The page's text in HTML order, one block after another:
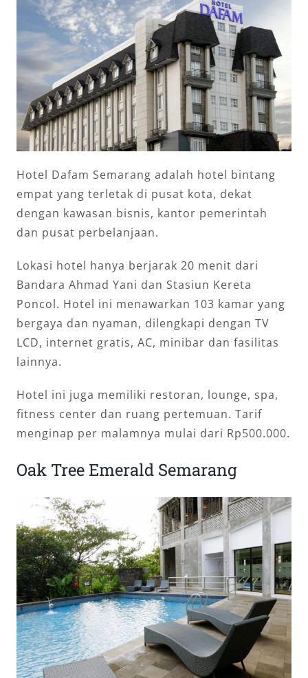
Hotel Dafam Semarang adalah hotel bintang
empat yang terletak di pusat kota, dekat
dengan kawasan bisnis, kantor pemerintah
dan pusat perbelanjaan.
Lokasi hotel hanya berjarak 20 menit dari
Bandara Ahmad Yani dan Stasiun Kereta
Poncol. Hotel ini menawarkan 103 kamar yang
bergaya dan nyaman, dilengkapi dengan TV
LCD, internet gratis, AC, minibar dan fasilitas
lainnya.
Hotel ini juga memiliki restoran, lounge, spa,
fitness center dan ruang pertemuan. Tarif
menginap per malamnya mulai dari Rp500.000.
Oak Tree Emerald Semarang